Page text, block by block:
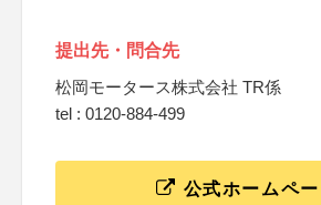
提出先・問合先
松岡モータース株式会社 TR係
tel : 0120-884-499
公式ホームペ